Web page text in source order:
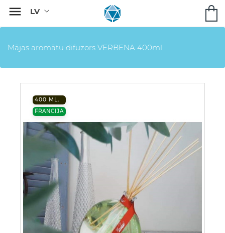

Mājas aromātu difuzors VERBENA 400ml.
400 ML.
FRANCIJA